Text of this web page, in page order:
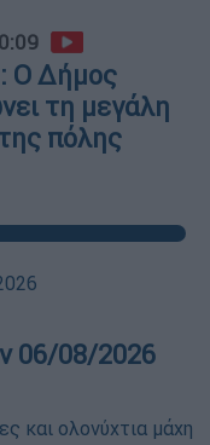
Ο Δήμος
τη μεγάλη
πόλης
06/08/2026